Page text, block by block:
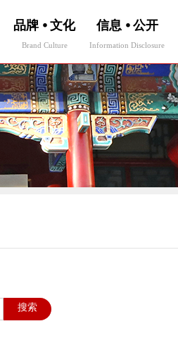
品牌 ⦁ 文化
Brand Culture
信息 ⦁ 公开
Information Disclosure
搜索